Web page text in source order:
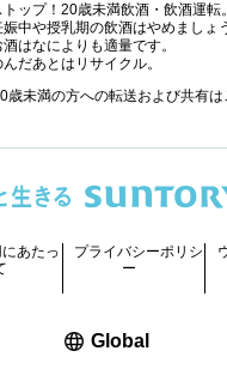
トップ！20歳未満飲酒・飲酒運転。
娠中や授乳期の飲酒はやめましょ
酒はなによりも適量です。
んだあとはリサイクル。
歳未満の方への転送および共有は
あたっ
プライバシーポリシ
ー
Global新しいウ